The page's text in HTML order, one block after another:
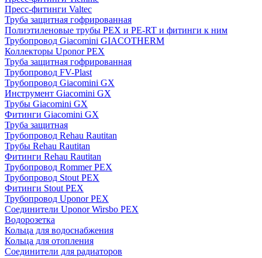
Пресс-фитинги Valtec
Труба защитная гофрированная
Полиэтиленовые трубы PEX и PE-RT и фитинги к ним
Трубопровод Giacomini GIACOTHERM
Коллекторы Uponor PEX
Труба защитная гофрированная
Трубопровод FV-Plast
Трубопровод Giacomini GX
Инструмент Giacomini GX
Трубы Giacomini GX
Фитинги Giacomini GX
Труба защитная
Трубопровод Rehau Rautitan
Трубы Rehau Rautitan
Фитинги Rehau Rautitan
Трубопровод Rommer PEX
Трубопровод Stout PEX
Фитинги Stout PEX
Трубопровод Uponor PEX
Соединители Uponor Wirsbo PEX
Водорозетка
Кольца для водоснабжения
Кольца для отопления
Соединители для радиаторов